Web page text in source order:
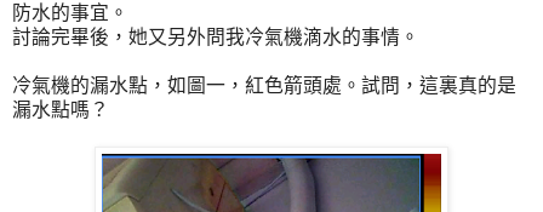
防水的事宜。
討論完畢後，她又另外問我冷氣機滴水的事情。
冷氣機的漏水點，如圖一，紅色箭頭處。試問，這裏真的是
漏水點嗎？